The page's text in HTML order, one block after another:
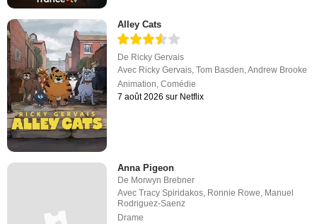
Alley Cats
De Ricky Gervais
Avec Ricky Gervais,Tom Basden,Andrew Brooke
Animation,Comédie
7 août 2026 sur Netflix
Anna Pigeon
De Morwyn Brebner
AvecTracy Spiridakos, Ronnie Rowe, Manuel
Rodriguez-Saenz
Drame